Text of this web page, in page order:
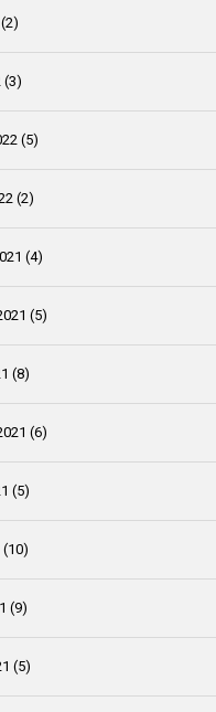
(2)
(3)
(5)
(2)
(4)
(5)
(8)
(6)
(5)
(10)
(9)
(5)